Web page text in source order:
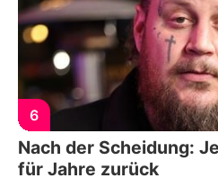
6
Nach der Scheidung:
für Jahre zurück